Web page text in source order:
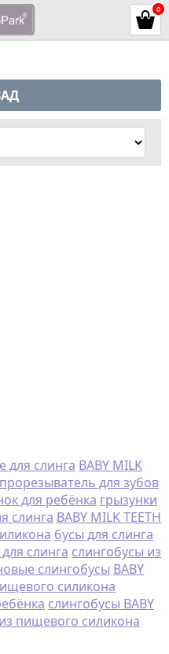
0
для слинга BABY MILK
прорезыватель для зубов
для ребёнка грызунки
слинга BABY MILK TEETH
бусы для слинга
слинга слингобусы из
слингобусы BABY
силикона
слингобусы BABY
пищевого силикона